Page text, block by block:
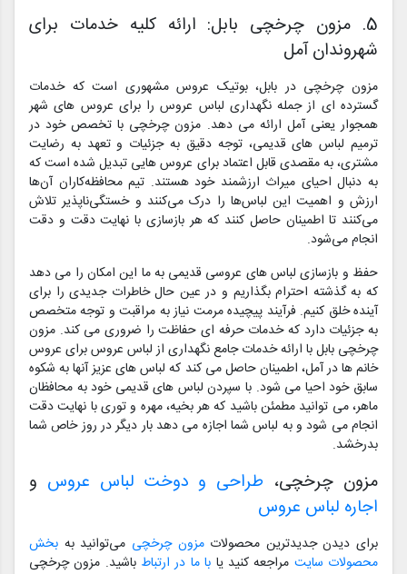
5. مزون چرخچی بابل: ارائه کلیه خدمات برای
شهروندان آمل
مزون چرخچی در بابل، بوتیک عروس مشهوری است که خدمات
گسترده ای از جمله نگهداری لباس عروس را برای عروس های شهر
همجوار یعنی آمل ارائه می دهد. مزون چرخچی با تخصص خود در
ترمیم لباس های قدیمی، توجه دقیق به جزئیات و تعهد به رضایت
مشتری، به مقصدی قابل اعتماد برای عروس هایی تبدیل شده است که
به دنبال احیای میراث ارزشمند خود هستند. تیم محافظه‌کاران آن‌ها
ارزش و اهمیت این لباس‌ها را درک می‌کنند و خستگی‌ناپذیر تلاش
می‌کنند تا اطمینان حاصل کنند که هر بازسازی با نهایت دقت و دقت
انجام می‌شود.
حفظ و بازسازی لباس های عروسی قدیمی به ما این امکان را می دهد
که به گذشته احترام بگذاریم و در عین حال خاطرات جدیدی را برای
آینده خلق کنیم. فرآیند پیچیده مرمت نیاز به مراقبت و توجه متخصص
به جزئیات دارد که خدمات حرفه ای حفاظت را ضروری می کند. مزون
چرخچی بابل با ارائه خدمات جامع نگهداری از لباس عروس برای عروس
خانم ها در آمل، اطمینان حاصل می کند که لباس های عزیز آنها به شکوه
سابق خود احیا می شود. با سپردن لباس های قدیمی خود به محافظان
ماهر، می توانید مطمئن باشید که هر بخیه، مهره و توری با نهایت دقت
انجام می شود و به لباس شما اجازه می دهد بار دیگر در روز خاص شما
بدرخشد.
مزون چرخچی، طراحی و دوخت لباس عروس و
اجاره لباس عروس
برای دیدن جدیدترین محصولاتمزون چرخچی می‌توانید به بخش
محصولات سایت مراجعه کنید یا با ما در ارتباط باشید. مزون چرخچی